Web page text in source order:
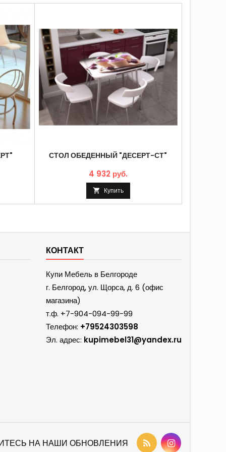
СТОЛ ОБЕДЕННЫЙ "ДЕСЕРТ-СТ"
4 932 руб.
 Купить
КОНТАКТ
Купи Мебель в Белгороде
г. Белгород, ул. Щорса, д. 6 (офис
магазина)
т.ф. +7-904-094-99-99
Телефон: +79524303598
Эл. адрес: kupimebel31@yandex.ru
НА НАШИ ОБНОВЛЕНИЯ